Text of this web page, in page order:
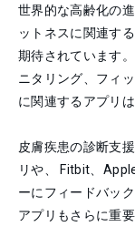
世界的な高齢化の
ットネスに関連す
期待されています
ニタリング、フィ
に関連するアプリ
皮膚疾患の診断支
リや、 Fitbit、
ーにフィードバッ
アプリもさらに重